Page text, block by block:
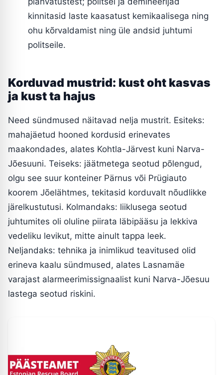
kinnitasid laste kaasatust kemikaalisega ning
ohu kõrvaldamist ning üle andsid juhtumi
politseile.
Korduvad mustrid: kust oht kasvas
ja kust ta hajus
Need sündmused näitavad nelja mustrit. Esiteks:
mahajäetud hooned kordusid erinevates
maakondades, alates Kohtla-Järvest kuni Narva-
Jõesuuni. Teiseks: jäätmetega seotud põlengud,
olgu see suur konteiner Pärnus või Prügiauto
koorem Jõelähtmes, tekitasid korduvalt nõudlikke
järelkustutusi. Kolmandaks: liiklusega seotud
juhtumites oli oluline piirata läbipääsu ja lekkiva
vedeliku levikut, mitte ainult tappa leek.
Neljandaks: tehnika ja inimlikud teavitused olid
erineva kaalu sündmused, alates Lasnamäe
varajast alarmeerimissignaalist kuni Narva-Jõesuu
lastega seotud riskini.